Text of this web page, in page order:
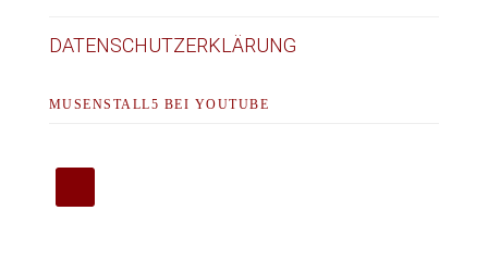
DATENSCHUTZERKLÄRUNG
MUSENSTALL5 BEI YOUTUBE